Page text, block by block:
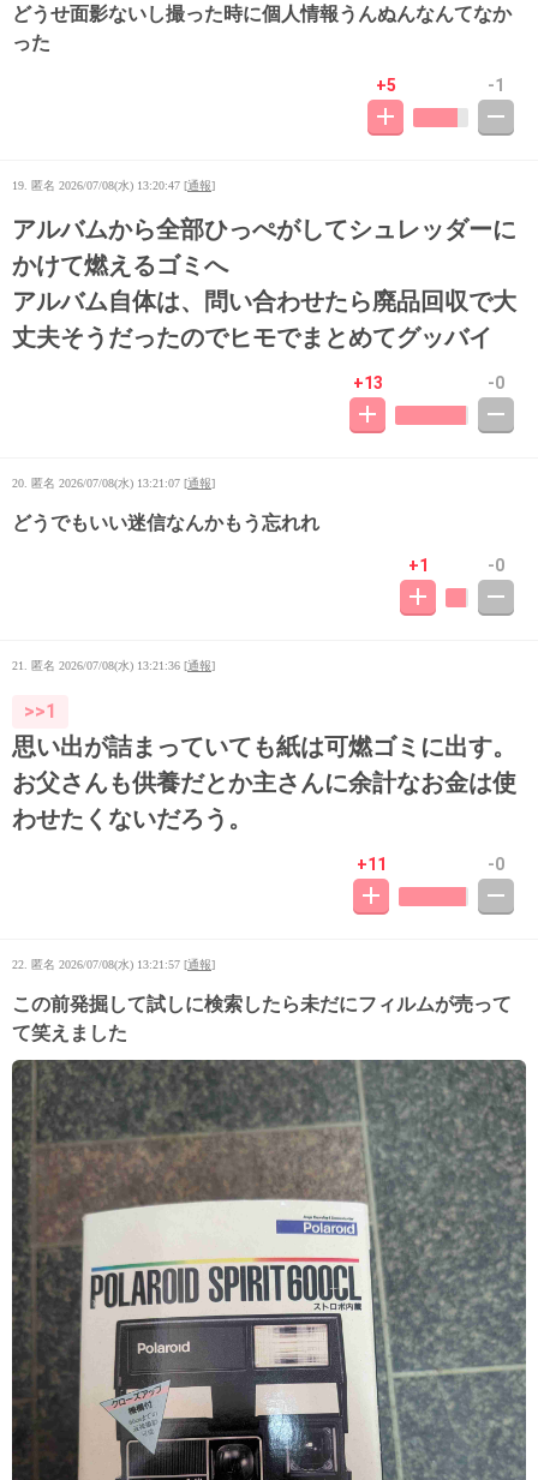
どうせ面影ないし撮った時に個人情報うんぬんなんてなか
った
+5 -1
19. 匿名 2026/07/08(水) 13:20:47 [通報]
アルバムから全部ひっぺがしてシュレッダーに
かけて燃えるゴミへ
アルバム自体は、問い合わせたら廃品回収で大
丈夫そうだったのでヒモでまとめてグッバイ
+13 -0
20. 匿名 2026/07/08(水) 13:21:07 [通報]
どうでもいい迷信なんかもう忘れれ
+1 -0
21. 匿名 2026/07/08(水) 13:21:36 [通報]
>>1
思い出が詰まっていても紙は可燃ゴミに出す。
お父さんも供養だとか主さんに余計なお金は使
わせたくないだろう。
+11 -0
22. 匿名 2026/07/08(水) 13:21:57 [通報]
この前発掘して試しに検索したら未だにフィルムが売って
て笑えました